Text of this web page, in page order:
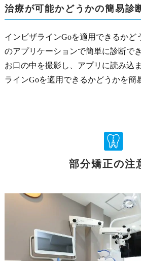
治療が可能かどうかの簡易診
インビザラインGoを適用できるかど
のアプリケーションで簡単に診断でき
お口の中を撮影し、アプリに読み込
ラインGoを適用できるかどうかを簡
部分矯正の注